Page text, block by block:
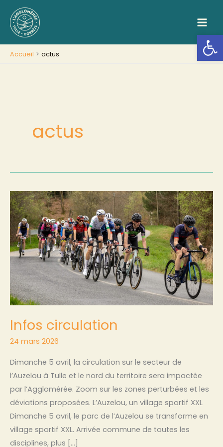
contenu
Accueil actus
actus
Infos circulation
24 mars 2026
Dimanche 5 avril, la circulation sur le secteur de
l’Auzelou à Tulle et le nord du territoire sera impactée
par l’Agglomérée. Zoom sur les zones perturbées et les
déviations proposées. L’Auzelou, un village sportif XXL
Dimanche 5 avril, le parc de l’Auzelou se transforme en
village sportif XXL. Arrivée commune de toutes les
disciplines, plus […]
Infos
circulation